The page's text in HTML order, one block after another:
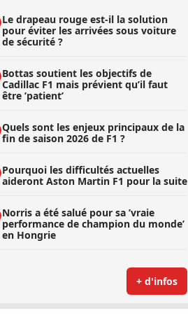
Le drapeau rouge est-il la solution
pour éviter les arrivées sous voiture
de sécurité ?
Bottas soutient les objectifs de
Cadillac F1 mais prévient qu’il faut
être ’patient’
Quels sont les enjeux principaux de la
fin de saison 2026 de F1 ?
Pourquoi les difficultés actuelles
aideront Aston Martin F1 pour la suite
Norris a été salué pour sa ’vraie
performance de champion du monde’
en Hongrie
+ d'infos